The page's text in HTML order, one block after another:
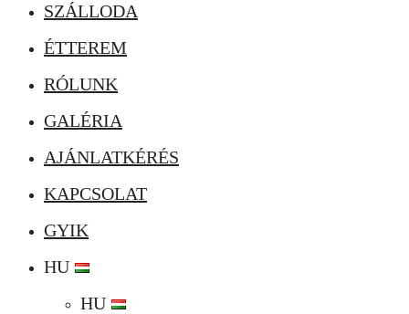
SZÁLLODA
ÉTTEREM
RÓLUNK
GALÉRIA
AJÁNLATKÉRÉS
KAPCSOLAT
GYIK
HU
HU